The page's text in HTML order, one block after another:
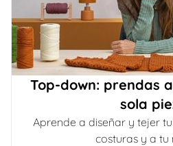
Top-down: prendas
sola
Aprende a diseñar y tejer
costuras y a tu